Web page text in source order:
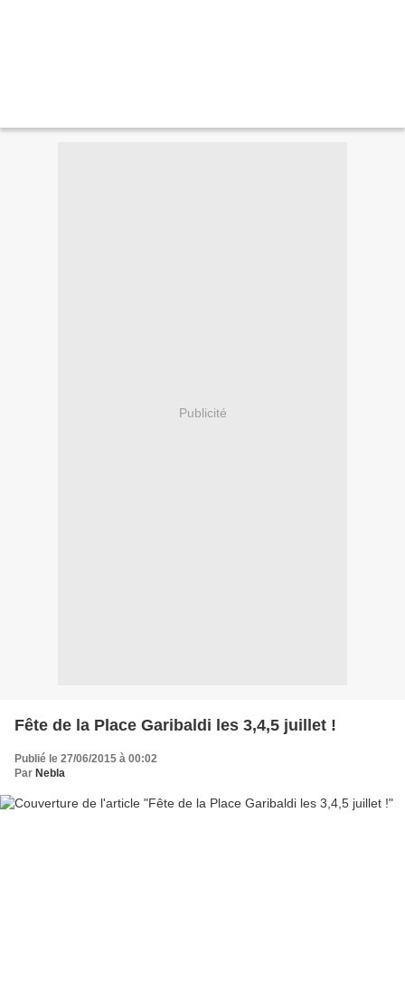
Publicité
Fête de la Place Garibaldi les 3,4,5 juillet !
Publié le 27/06/2015 à 00:02
Par Nebla